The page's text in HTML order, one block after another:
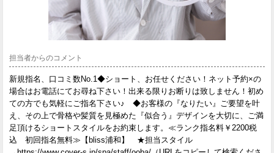
担当者からのコメント
新規指名、口コミ数No.1◆ショート、お任せください！ネット予約×の
場合はお電話にてお尋ね下さい！出来る限りお断りは致しません！初め
ての方でも気軽にご指名下さい♪ ◆お客様の『なりたい』ご要望を叶
え、その上で骨格や髪質を見極めた『似合う』デザインを大切に、ご満
足頂けるショートスタイルをお約束します。≪ランク指名料￥2200税
込 初回指名無料≫【bliss浦和】 ★担当スタイル